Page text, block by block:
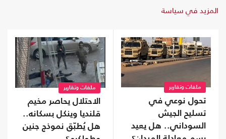
المزيد في سياسة
ملفات وتقارير
تحول نوعي في
تسليح الجيش
السوداني.. هل يعيد
ملفات وتقارير
الاحتلال يحاصر مخيم
قلنديا وينكل بسكانه..
هل يُطبّق نموذج جنين